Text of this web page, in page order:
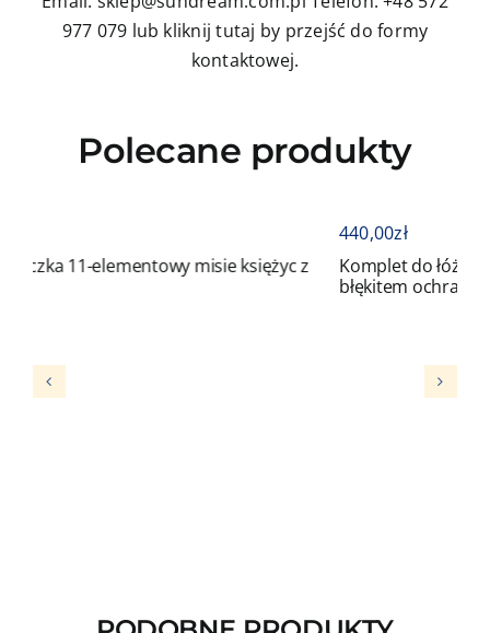
977 079 lub kliknij tutaj by przejść do formy
kontaktowej.
Polecane produkty
misie księżyc z
Komplet do łóżeczka 11-elementowy
błękitem ochraniaczem z sercem